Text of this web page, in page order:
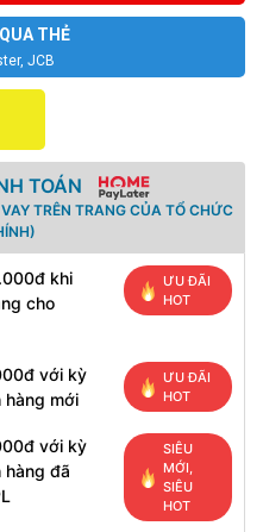
THẺ
JCB
TOÁN
TRÊN TRANG CỦA TỔ CHỨC
khi
cho
ƯU ĐÃI
HOT
với kỳ
hàng mới
ƯU ĐÃI
HOT
với kỳ
hàng đã
SIÊU
MỚI,
SIÊU
HOT